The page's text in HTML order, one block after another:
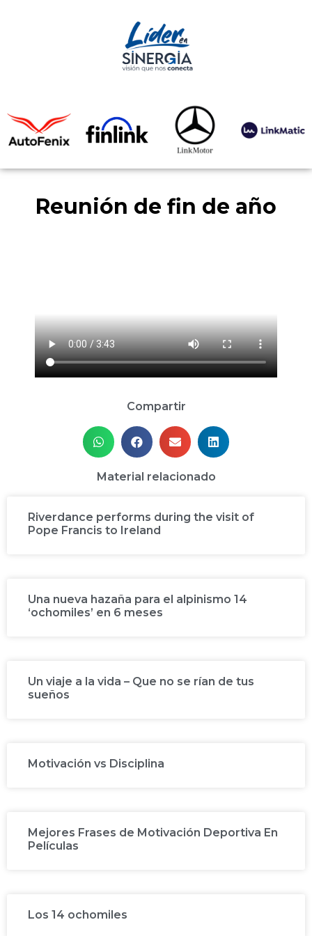
Reunión de fin de año
Compartir
Material relacionado
Riverdance performs during the visit of
Pope Francis to Ireland
Una nueva hazaña para el alpinismo 14
‘ochomiles’ en 6 meses
Un viaje a la vida – Que no se rían de tus
sueños
Motivación vs Disciplina
Mejores Frases de Motivación Deportiva En
Películas
Los 14 ochomiles